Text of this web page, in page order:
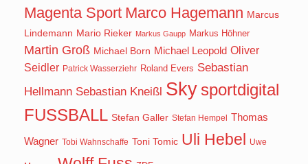
Magenta Sport Marco Hagemann Marcus
Lindemann Mario Rieker Markus Gaupp Markus Höhner
Martin Groß Michael Born Michael Leopold Oliver
Seidler Patrick Wasserziehr Roland Evers Sebastian
Hellmann Sebastian Kneißl Sky sportdigital
FUSSBALL Stefan Galler Stefan Hempel Thomas
Wagner Tobi Wahnschaffe Toni Tomic Uli Hebel Uwe